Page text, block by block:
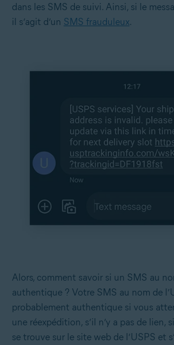
dans les SMS de suivi. Ainsi, si le
il s’agit d’un SMS frauduleux.
Alors, comment savoir si un SMS au
authentique ? Votre SMS au nom de
probablement authentique si vous
une réexpédition, s’il n’y a pas de lien,
se trouve sur le site web de l’USPS et